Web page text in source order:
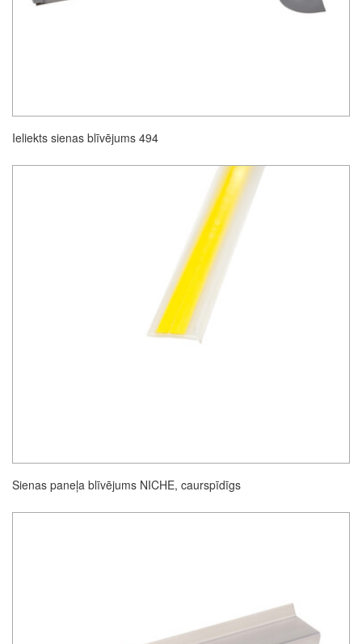
Ieliekts sienas blīvējums 494
Sienas paneļa blīvējums NICHE, caurspīdīgs